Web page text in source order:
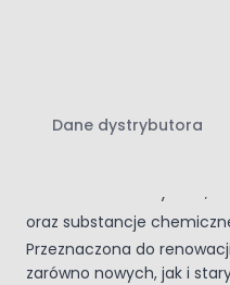
przed wilgocią, ale także
podkreśli charakter
czy odnawiasz starą
zainwestuj w skuteczną
Wysokiej jakości farba
warunki atmosferyczne,
oraz substancje
Przeznaczona do
zarówno nowych, jak i
Dane dystrybutora